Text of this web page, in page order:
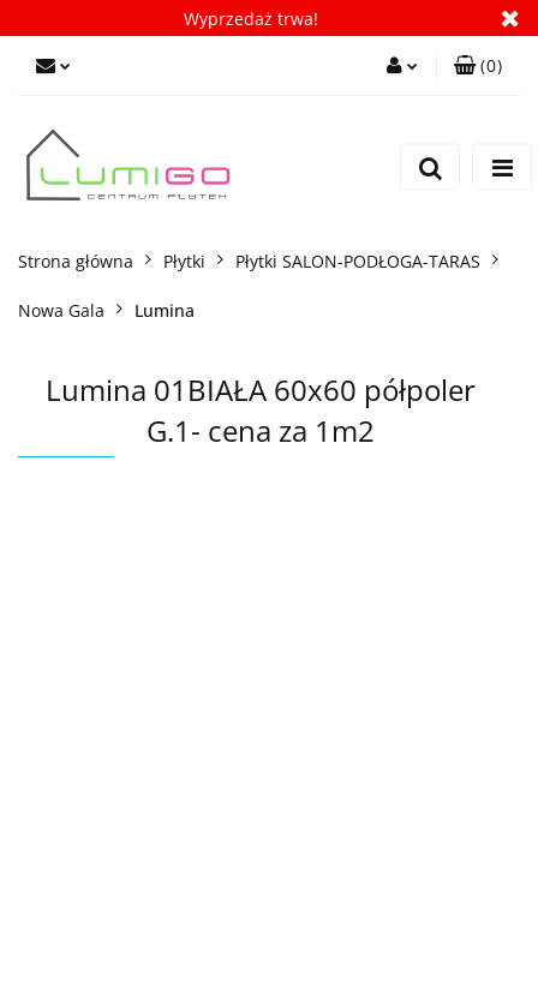
Wyprzedaż trwa!
(0)
Strona główna Płytki Płytki SALON-PODŁOGA-TARAS
Nowa Gala Lumina
Lumina 01BIAŁA 60x60 półpoler
G.1- cena za 1m2